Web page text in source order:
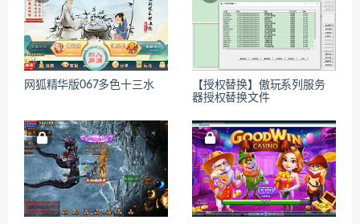
网狐精华版067多色十三水
【授权替换】傲玩系列服务
器授权替换文件